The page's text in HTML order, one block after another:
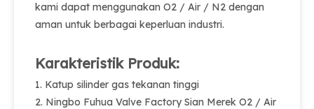
kami dapat menggunakan O2 / Air / N2 dengan
aman untuk berbagai keperluan industri.
Karakteristik Produk:
1. Katup silinder gas tekanan tinggi
2. Ningbo Fuhua Valve Factory Sian Merek O2 / Air